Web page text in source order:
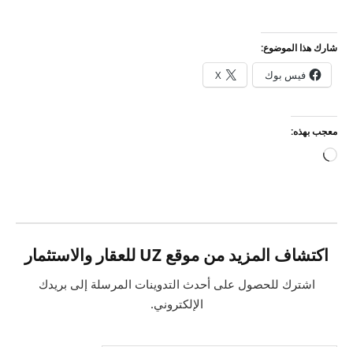
شارك هذا الموضوع:
فيس بوك X
معجب بهذه:
جاري
اكتشاف المزيد من موقع UZ للعقار والاستثمار
اشترك للحصول على أحدث التدوينات المرسلة إلى بريدك
الإلكتروني.